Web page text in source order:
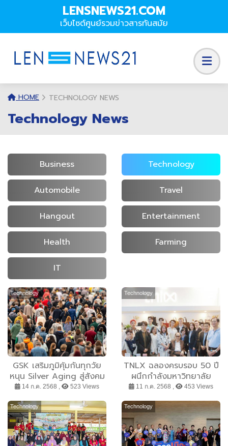
LENSNEWS21.COM
เว็บไซต์ศูนย์รวมข่าวสารทันสมัย
HOME TECHNOLOGY NEWS
Technology News
Business Technology
Automobile Travel
Hangout Entertainment
Health Farming
IT
Technology
GSK เสริมภูมิคุ้มกันทุกวัย
หนุน Silver Aging สู่สังคม
ไทย เนื่องในวันประชากรโลก
14 ก.ค. 2568 , 523 Views
Technology
TNLX ฉลองครบรอบ 50 ปี
ผนึกกำลังมหาวิทยาลัย
ธรรมศาสตร์ ปั้นดีไซเนอร์รุ่น
ยั่งยืน
11 ก.ค. 2568 , 453 Views
Technology Technology